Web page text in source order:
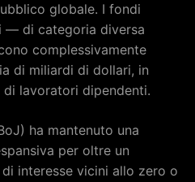
globale. I fondi
— di categoria diversa
complessivamente
di miliardi di dollari, in
lavoratori dipendenti.
ha mantenuto una
per oltre un
interesse vicini allo zero o